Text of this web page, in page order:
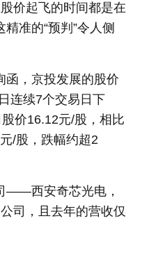
价起飞的时间都是在
准的“预判”令人侧
函，京投发展的股价
连续7个交易日下
价16.12元/股，相比
/股，跌幅约超2
——西安奇芯光电，
司，且去年的营收仅